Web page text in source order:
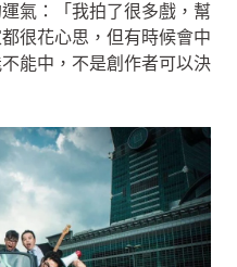
氣：「我拍了很多戲，幫
很花心思，但有時候會中
能中，不是創作者可以決